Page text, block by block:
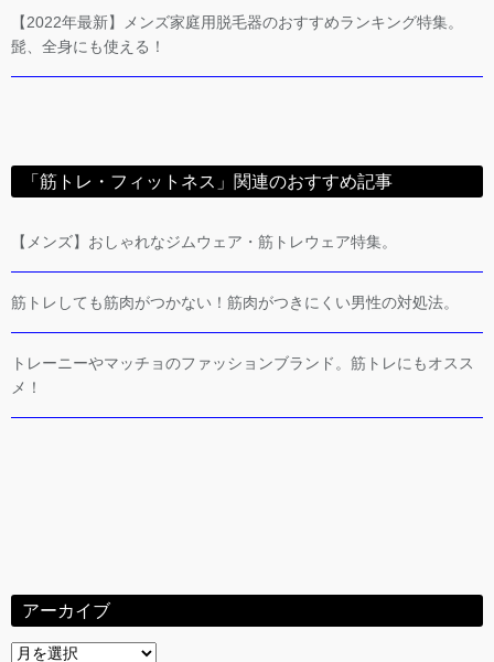
【2022年最新】メンズ家庭用脱毛器のおすすめランキング特集。
髭、全身にも使える！
「筋トレ・フィットネス」関連のおすすめ記事
【メンズ】おしゃれなジムウェア・筋トレウェア特集。
筋トレしても筋肉がつかない！筋肉がつきにくい男性の対処法。
トレーニーやマッチョのファッションブランド。筋トレにもオスス
メ！
アーカイブ
ア